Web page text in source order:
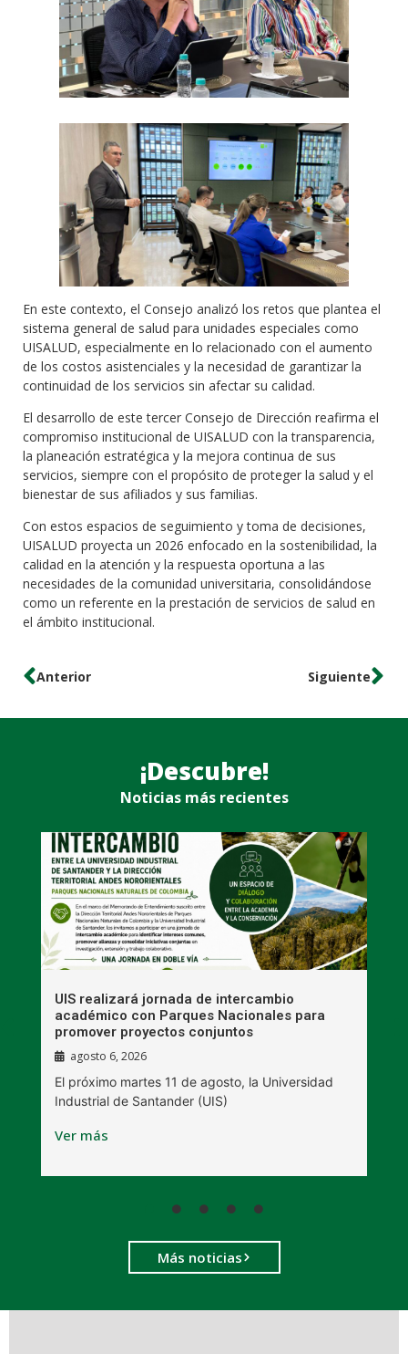
En este contexto, el Consejo analizó los retos que plantea el
sistema general de salud para unidades especiales como
UISALUD, especialmente en lo relacionado con el aumento
de los costos asistenciales y la necesidad de garantizar la
continuidad de los servicios sin afectar su calidad.
El desarrollo de este tercer Consejo de Dirección reafirma el
compromiso institucional de UISALUD con la transparencia,
la planeación estratégica y la mejora continua de sus
servicios, siempre con el propósito de proteger la salud y el
bienestar de sus afiliados y sus familias.
Con estos espacios de seguimiento y toma de decisiones,
UISALUD proyecta un 2026 enfocado en la sostenibilidad, la
calidad en la atención y la respuesta oportuna a las
necesidades de la comunidad universitaria, consolidándose
como un referente en la prestación de servicios de salud en
el ámbito institucional.
Anterior Siguiente
¡Descubre!
Noticias más recientes
UIS realizará jornada de intercambio
académico con Parques Nacionales para
promover proyectos conjuntos
agosto 6, 2026
El próximo martes 11 de agosto, la Universidad
Industrial de Santander (UIS)
Ver más
Más noticias